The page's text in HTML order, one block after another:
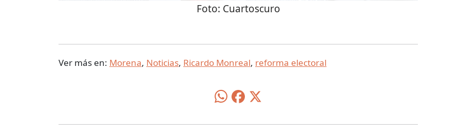
Foto: Cuartoscuro
Ver más en: Morena, Noticias, Ricardo Monreal, reforma electoral